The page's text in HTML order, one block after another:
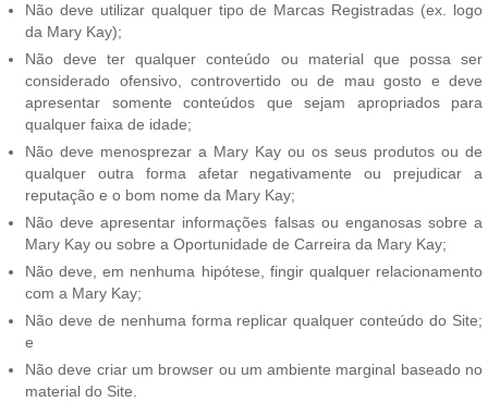
Não deve utilizar qualquer tipo de Marcas Registradas (ex. logo
da Mary Kay);
Não deve ter qualquer conteúdo ou material que possa ser
considerado ofensivo, controvertido ou de mau gosto e deve
apresentar somente conteúdos que sejam apropriados para
qualquer faixa de idade;
Não deve menosprezar a Mary Kay ou os seus produtos ou de
qualquer outra forma afetar negativamente ou prejudicar a
reputação e o bom nome da Mary Kay;
Não deve apresentar informações falsas ou enganosas sobre a
Mary Kay ou sobre a Oportunidade de Carreira da Mary Kay;
Não deve, em nenhuma hipótese, fingir qualquer relacionamento
com a Mary Kay;
Não deve de nenhuma forma replicar qualquer conteúdo do Site;
e
Não deve criar um browser ou um ambiente marginal baseado no
material do Site.